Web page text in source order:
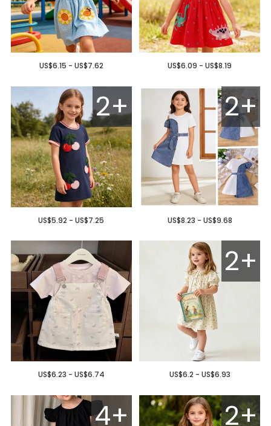
US$6.15 - US$7.62 US$6.09 - US$8.19
2+
US$5.92 - US$7.25
2+
US$8.23 - US$9.68
US$6.23 - US$6.74
2+
US$6.2 - US$6.93
4+ 2+